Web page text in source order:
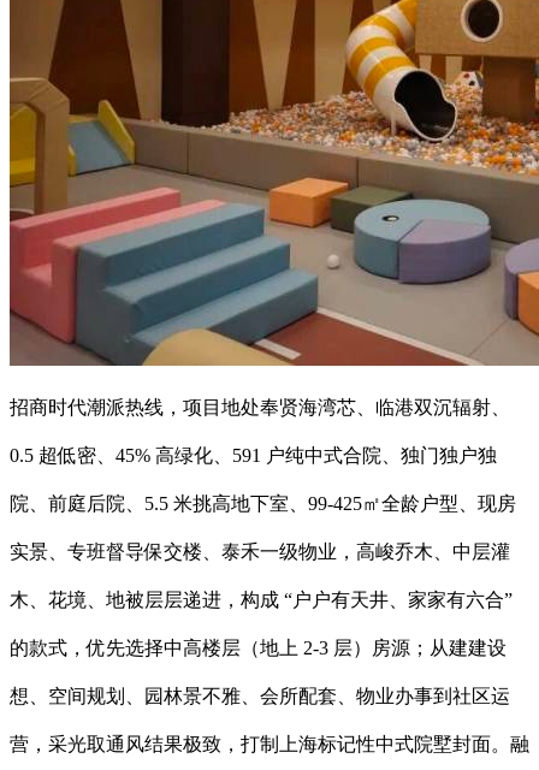
招商时代潮派热线，项目地处奉贤海湾芯、临港双沉辐射、
0.5 超低密、45% 高绿化、591 户纯中式合院、独门独户独
院、前庭后院、5.5 米挑高地下室、99-425㎡全龄户型、现房
实景、专班督导保交楼、泰禾一级物业，高峻乔木、中层灌
木、花境、地被层层递进，构成 “户户有天井、家家有六合”
的款式，优先选择中高楼层（地上 2-3 层）房源；从建建设
想、空间规划、园林景不雅、会所配套、物业办事到社区运
营，采光取通风结果极致，打制上海标记性中式院墅封面。融